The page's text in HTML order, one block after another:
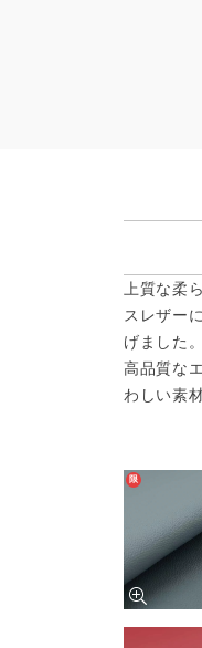
上質な柔
スレザー
げました
高品質な
わしい素
限